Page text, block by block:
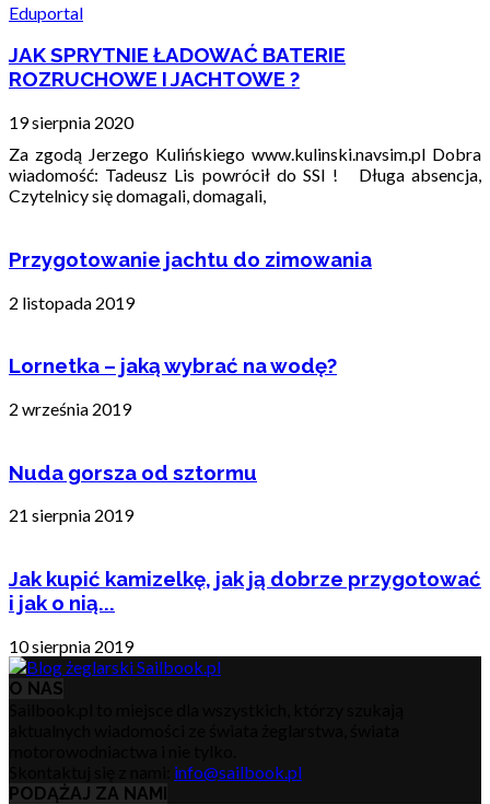
Eduportal
JAK SPRYTNIE ŁADOWAĆ BATERIE
ROZRUCHOWE I JACHTOWE ?
19 sierpnia 2020
Za zgodą Jerzego Kulińskiego www.kulinski.navsim.pl Dobra
wiadomość: Tadeusz Lis powrócił do SSI ! Długa absencja,
Czytelnicy się domagali, domagali,
Przygotowanie jachtu do zimowania
2 listopada 2019
Lornetka – jaką wybrać na wodę?
2 września 2019
Nuda gorsza od sztormu
21 sierpnia 2019
Jak kupić kamizelkę, jak ją dobrze przygotować
i jak o nią...
10 sierpnia 2019
O NAS
info@sailbook.pl
PODĄŻAJ ZA NAMI